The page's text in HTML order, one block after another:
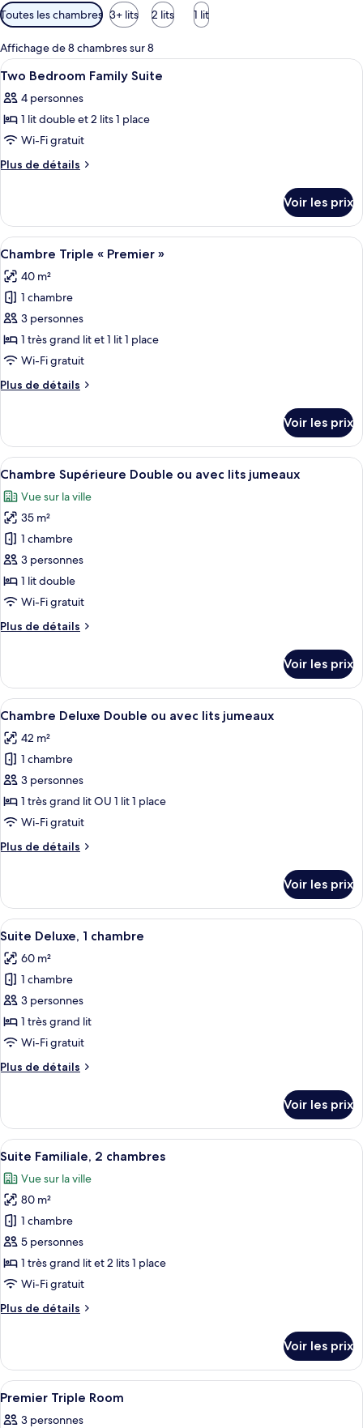
Filtres
disponibles
pour
les
chambres
Toutes les chambres 3+ lits 2 lits 1 lit
Affichage de 8 chambres sur 8
Afficher
toutes
les
photos
pour
ce
chambre :
Two
Bedroom
Family
Suite
Minibar, coffres-forts dans les
5
Two Bedroom Family Suite
4 personnes
1 lit double et 2 lits 1 place
Wi-Fi gratuit
Plus de détails
Plus
le
type
de
Two
Bedroom
Family
Suite
Voir les prix
Afficher
toutes
les
photos
pour
ce
type
chambre :
«
Premier
»
Une chambre d’hôtel avec deux lits,
4
Chambre Triple « Premier »
40 m²
1 chambre
3 personnes
1 très grand lit et 1 lit 1 place
Wi-Fi gratuit
Plus de détails
Plus
le
type
de
Chambre
Triple
Premier
»
Voir les prix
Afficher
toutes
les
photos
pour
ce
type
de
chambre :
Chambre
ou
avec
lits
jumeaux
Minibar, coffres-forts dans les
8
Chambre Supérieure Double ou avec lits jumeaux
Vue sur la ville
35 m²
1 chambre
3 personnes
1 lit double
Wi-Fi gratuit
Plus de détails
Plus
le
type
de
Chambre
Supérieure
Double
ou
avec
lits
jumeaux
Voir les prix
Afficher
toutes
les
photos
pour
ce
type
chambre :
Double
ou
avec
lits
jumeaux
Une chambre d’hôtel avec un
5
Chambre Deluxe Double ou avec lits jumeaux
42 m²
1 chambre
3 personnes
1 très grand lit OU 1 lit 1 place
Wi-Fi gratuit
Plus de détails
Plus
le
type
de
Chambre
Deluxe
Double
ou
avec
lits
jumeaux
Voir les prix
Afficher
toutes
les
photos
pour
ce
type
chambre :
chambre
Un lit à baldaquin avec des draps
7
Suite Deluxe, 1 chambre
60 m²
1 chambre
3 personnes
1 très grand lit
Wi-Fi gratuit
Plus de détails
Plus
le
type
de
Suite
Deluxe,
chambre
Voir les prix
Afficher
toutes
les
photos
pour
ce
type
de
chambre :
Suite
chambres
Une chambre d’hôtel avec un lit à
6
Suite Familiale, 2 chambres
Vue sur la ville
80 m²
1 chambre
5 personnes
1 très grand lit et 2 lits 1 place
Wi-Fi gratuit
Plus de détails
Plus
le
type
de
Suite
Voir les prix
Afficher
toutes
2
Premier Triple Room
3 personnes